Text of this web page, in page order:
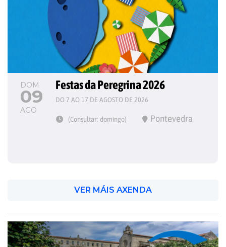
DOM
09
AGO
Festas da Peregrina 2026
DO 7 AO 17 DE AGOSTO DE 2026
(Consultar: domingo) Pontevedra
VER MÁIS AXENDA